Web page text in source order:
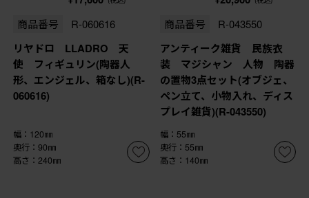
商品番号 R-060616
リヤドロ LLADRO 天
使 フィギュリン(陶器人
形、エンジェル、箱なし)(R-
060616)
幅：120㎜
奥行：90㎜
高さ：240㎜
商品番号 R-043550
アンティーク雑貨 民族衣
装 マジシャン 人物 陶器
の置物3点セット(オブジェ、
ペン立て、小物入れ、ディス
プレイ雑貨)(R-043550)
幅：55㎜
奥行：55㎜
高さ：140㎜